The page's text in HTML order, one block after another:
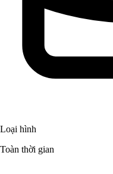
Loại hình
Toàn thời gian